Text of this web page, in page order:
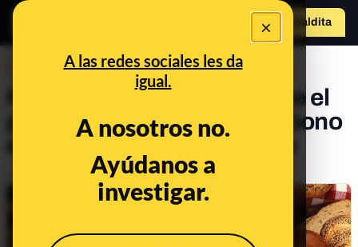
×
A las redes sociales les da
igual.
A nosotros no.
Ayúdanos a
investigar.
Hazte Maldita
No, no hay evidencia de que el
pan y otros hidratos de carbono
engorden más por la noche
Oct 21, 2019, 4:19:57 AM